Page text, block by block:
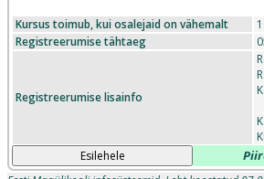
Kursus toimub, kui osalejaid on vähemalt
Registreerumise tähtaeg
Registreerumise lisainfo
Esilehele